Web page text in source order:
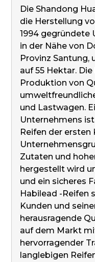
Die Shandong
die Herstellung
1994 gegründete
in der Nähe von
Provinz Santung,
auf 55 Hektar.
Produktion von
und Lastwagen.
Unternehmens
Reifen der ersten
Zutaten und
hergestellt wird
und ein sicheres
Habilead -Reifen
Kunden und
herausragende
auf dem Markt
hervorragender
langlebigen